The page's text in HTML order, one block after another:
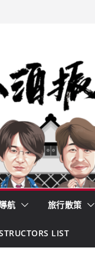
航 旅行散策
LIST